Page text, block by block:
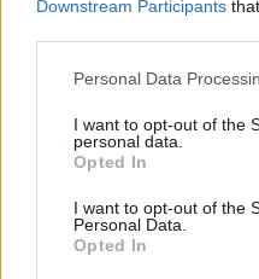
Downstream Participants
Please note that this
not limited to your visit or
grant or deny consent to
use your data for below
consent section.
Personal Data
I want to opt-out of the
personal data.
Opted In
I want to opt-out of the
Personal Data.
Opted In